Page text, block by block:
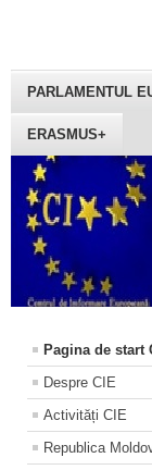
PARLAMENTUL
ERASMUS+
Pagina de start
Despre CIE
Activități CIE
Republica